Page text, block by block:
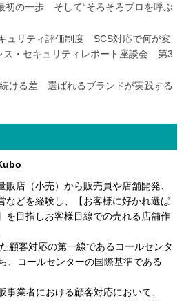
初の一歩 そして“そろそろプロを呼ぶ
ュリティ評価制度 SCS対応で何が変
ス・セキュリティレポート座談会 第3
ける差 選ばれるブランドが実践する
販店（小売）から販売員や店舗開発、
などを経験し、【お客様に好かれ選ば
を目指しお客様目線での売れる店舗作
顧客対応の第一線であるコールセンタ
、コールセンターの国際基準である
業者における顧客対応において、